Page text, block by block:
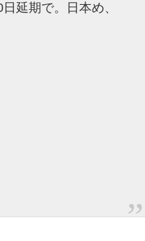
延期で。日本め、